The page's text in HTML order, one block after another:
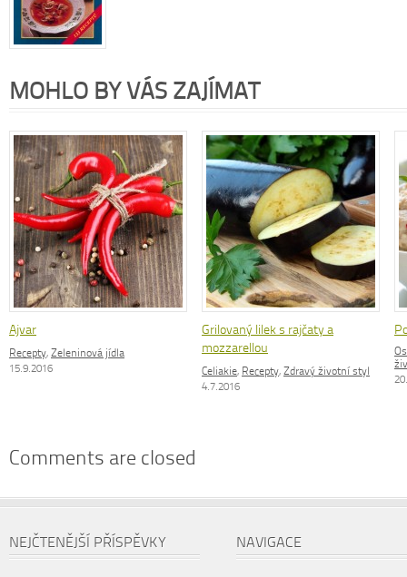
MOHLO BY VÁS ZAJÍMAT
Ajvar
Recepty, Zeleninová jídla
15.9.2016
Grilovaný lilek s rajčaty a
mozzarellou
Celiakie, Recepty, Zdravý životní styl
4.7.2016
Comments are closed
NEJČTENĚJŠÍ PŘÍSPĚVKY NAVIGACE